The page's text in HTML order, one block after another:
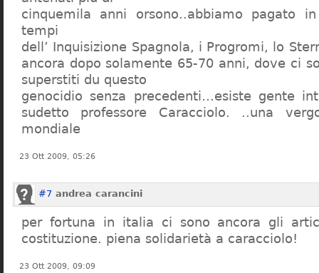
cinquemila anni orsono..abbiamo pagato
tempi
dell’ Inquisizione Spagnola, i Progromi, lo
ancora dopo solamente 65-70 anni, dove ci
superstiti du questo
genocidio senza precedenti…esiste gente
sudetto professore Caracciolo. ..una
mondiale
23 Ott 2009, 05:26
#7 andrea carancini
per fortuna in italia ci sono ancora gli
costituzione. piena solidarietà a caracciolo!
23 Ott 2009, 09:09